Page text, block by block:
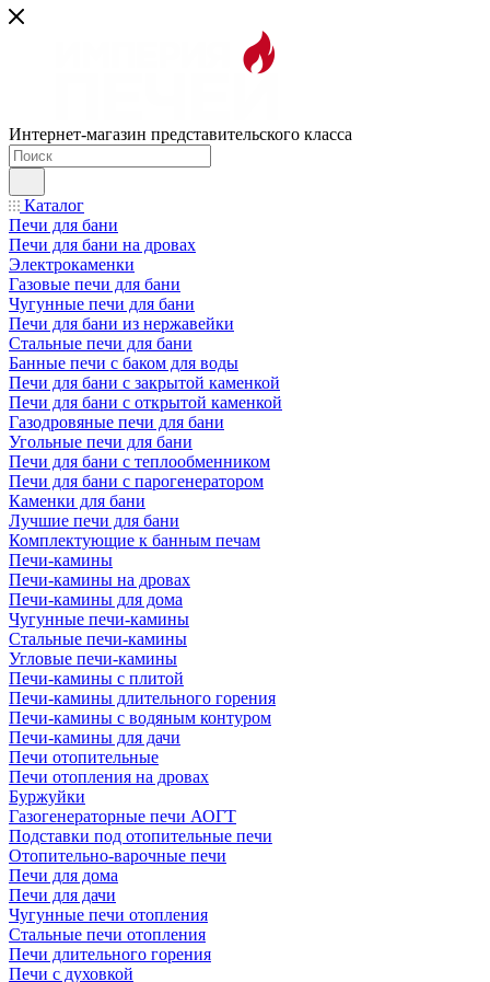
Интернет-магазин представительского класса
Каталог
Печи для бани
Печи для бани на дровах
Электрокаменки
Газовые печи для бани
Чугунные печи для бани
Печи для бани из нержавейки
Стальные печи для бани
Банные печи с баком для воды
Печи для бани с закрытой каменкой
Печи для бани с открытой каменкой
Газодровяные печи для бани
Угольные печи для бани
Печи для бани с теплообменником
Печи для бани с парогенератором
Каменки для бани
Лучшие печи для бани
Комплектующие к банным печам
Печи-камины
Печи-камины на дровах
Печи-камины для дома
Чугунные печи-камины
Стальные печи-камины
Угловые печи-камины
Печи-камины с плитой
Печи-камины длительного горения
Печи-камины с водяным контуром
Печи-камины для дачи
Печи отопительные
Печи отопления на дровах
Буржуйки
Газогенераторные печи АОГТ
Подставки под отопительные печи
Отопительно-варочные печи
Печи для дома
Печи для дачи
Чугунные печи отопления
Стальные печи отопления
Печи длительного горения
Печи с духовкой